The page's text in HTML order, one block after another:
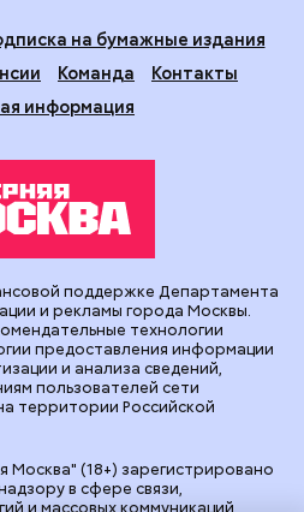
на бумажные издания
Команда
Контакты
информация
Москва" (18+) зарегистрировано
в сфере связи,
и массовых коммуникаций
поддержке Департамента
и рекламы города Москвы.
технологии
предоставления информации
и анализа сведений,
пользователей сети
территории Российской